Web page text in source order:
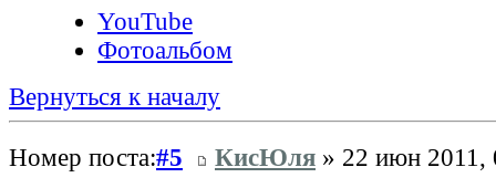
YouTube
Фотоальбом
Вернуться к началу
Номер поста:#5 КисЮля » 22 июн 2011,